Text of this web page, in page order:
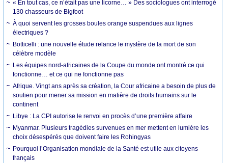
« En tout cas, ce n’était pas une licorne… » Des sociologues ont interrogé
130 chasseurs de Bigfoot
À quoi servent les grosses boules orange suspendues aux lignes
électriques ?
Botticelli : une nouvelle étude relance le mystère de la mort de son
célèbre modèle
Les équipes nord-africaines de la Coupe du monde ont montré ce qui
fonctionne… et ce qui ne fonctionne pas
Afrique. Vingt ans après sa création, la Cour africaine a besoin de plus de
soutien pour mener sa mission en matière de droits humains sur le
continent
Libye : La CPI autorise le renvoi en procès d’une première affaire
Myanmar. Plusieurs tragédies survenues en mer mettent en lumière les
choix désespérés que doivent faire les Rohingyas
Pourquoi l’Organisation mondiale de la Santé est utile aux citoyens
français